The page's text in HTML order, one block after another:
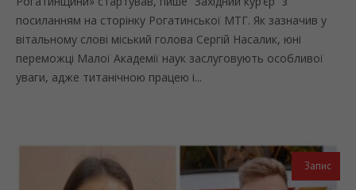
посиланням на сторінку Рогатинської МТГ. Як зазначив у
вітальному слові міський голова Сергій Насалик, юні
переможці Малої Академії наук заслуговують особливої
уваги, адже титанічною працею і...
Запис